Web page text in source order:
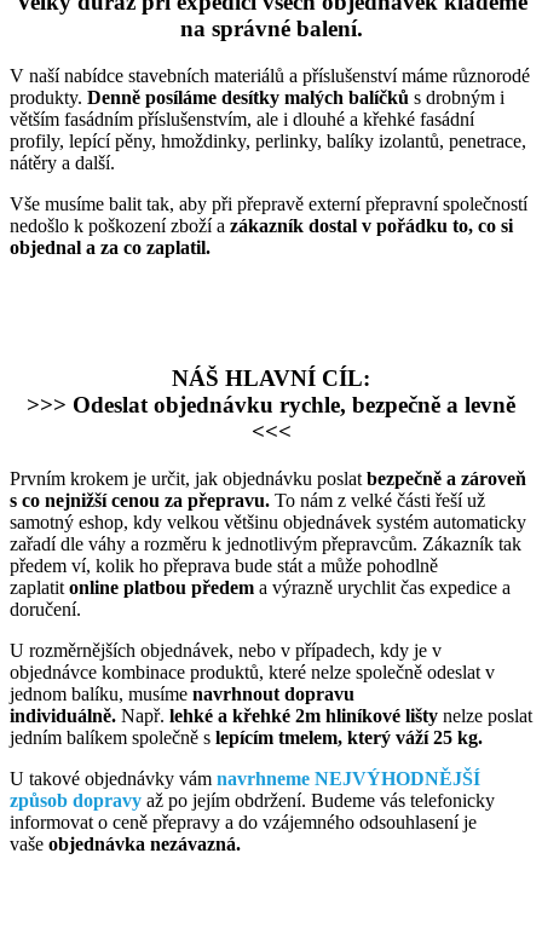
na správné balení.
V naší nabídce stavebních materiálů a příslušenství máme různorodé
produkty. Denně posíláme desítky malých balíčků s drobným i
větším fasádním příslušenstvím, ale i dlouhé a křehké fasádní
profily, lepící pěny, hmoždinky, perlinky, balíky izolantů, penetrace,
nátěry a další.
Vše musíme balit tak, aby při přepravě externí přepravní společností
nedošlo k poškození zboží a zákazník dostal v pořádku to, co si
objednal a za co zaplatil.
NÁŠ HLAVNÍ CÍL:
>>> Odeslat objednávku rychle, bezpečně a levně
<<<
Prvním krokem je určit, jak objednávku poslat bezpečně a zároveň
s co nejnižší cenou za přepravu. To nám z velké části řeší už
samotný eshop, kdy velkou většinu objednávek systém automaticky
zařadí dle váhy a rozměru k jednotlivým přepravcům. Zákazník tak
předem ví, kolik ho přeprava bude stát a může pohodlně
zaplatit online platbou předem a výrazně urychlit čas expedice a
doručení.
U rozměrnějších objednávek, nebo v případech, kdy je v
objednávce kombinace produktů, které nelze společně odeslat v
jednom balíku, musíme navrhnout dopravu
individuálně. Např. lehké a křehké 2m hliníkové lišty nelze poslat
jedním balíkem společně s lepícím tmelem, který váží 25 kg.
U takové objednávky vám navrhneme NEJVÝHODNĚJŠÍ
způsob dopravy až po jejím obdržení. Budeme vás telefonicky
informovat o ceně přepravy a do vzájemného odsouhlasení je
vaše objednávka nezávazná.